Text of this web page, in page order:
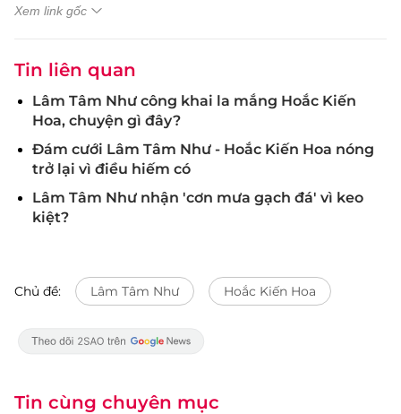
Xem link gốc
Tin liên quan
Lâm Tâm Như công khai la mắng Hoắc Kiến
Hoa, chuyện gì đây?
Đám cưới Lâm Tâm Như - Hoắc Kiến Hoa nóng
trở lại vì điều hiếm có
Lâm Tâm Như nhận 'cơn mưa gạch đá' vì keo
kiệt?
Chủ đề: Lâm Tâm Như Hoắc Kiến Hoa
Tin cùng chuyên mục